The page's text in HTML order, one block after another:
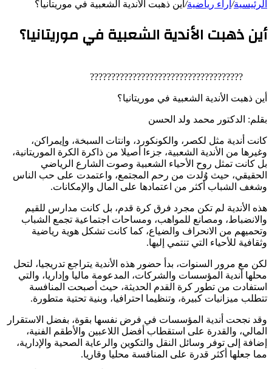
الرئيسية/ آراء رياضية/ أين ذهبت الأندية الشعبية في موريتانيا؟
أين ذهبت الأندية الشعبية في موريتانيا؟
????????????????????????????????????
أين ذهبت الأندية الشعبية في موريتانيا؟
بقلم: الدكتور محمد ولد الحسن
كانت أندية مثل لكصر، والكونكورد، وانتات السبخة، وإيمراكن،
وغيرها من الأندية الشعبية، جزءا أصيلا من ذاكرة الكرة الموريتانية،
بل كانت تمثل روح الأحياء الشعبية وصوت الشارع الرياضي
الحقيقي، حيث وُلدت من رحم المجتمع، واعتمدت على حب الناس
وشغف الشباب أكثر من اعتمادها على المال والإمكانات.
هذه الأندية لم تكن مجرد فرق كرة قدم، بل كانت مدارس للقيم
والانضباط، ومصانع للمواهب، ومساحات اجتماعية تجمع الشباب
وتحميهم من الانحراف والضياع، كما كانت تشكل هوية رياضية
وثقافية للأحياء التي تنتمي إليها.
لكن مع مرور السنوات، بدأ حضور هذه الأندية يتراجع تدريجيا، لتحل
محلها أندية المؤسسات والشركات، المدعومة ماليا وإداريا، والتي
استفادت من تطور كرة القدم الحديثة، حيث أصبحت المنافسة
تتطلب ميزانيات كبيرة، وتنظيما احترافيا، وبنية تحتية متطورة.
وقد نجحت أندية المؤسسات في فرض نفسها بقوة، بفضل الاستقرار
المالي، والقدرة على استقطاب أفضل اللاعبين والأطقم الفنية،
إضافة إلى توفر وسائل النقل والتكوين والرعاية الصحية والإدارية،
مما جعلها أكثر قدرة على المنافسة محليا وقاريا.